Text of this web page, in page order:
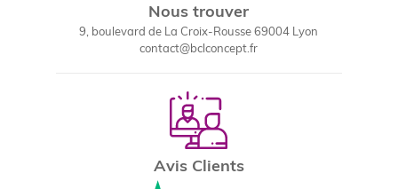
Nous trouver
9, boulevard de La Croix-Rousse 69004 Lyon
contact@bclconcept.fr
Avis Clients